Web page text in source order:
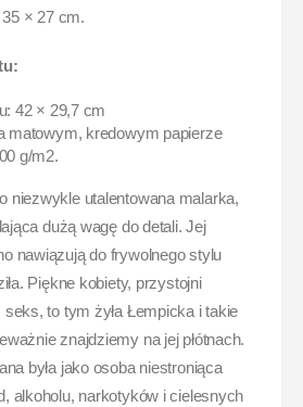
× 27 cm.
42 × 29,7 cm
matowym, kredowym papierze
g/m2.
niezwykle utalentowana malarka,
dużą wagę do detali. Jej
nawiązują do frywolnego stylu
Piękne kobiety, przystojni
to tym żyła Łempicka i takie
znajdziemy na jej płótnach.
była jako osoba niestroniąca
alkoholu, narkotyków i cielesnych